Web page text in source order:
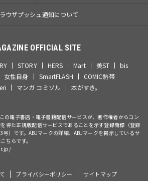
ウザプッシュ通知について
OFFICIAL SITE
STORY HERS Mart 美ST
bis
女性自身 SmartFLASH
COMIC熱帯
マンガ コミソル 本がすき。
の電子書店・電子書籍配信サービスが、著作権者からコン
得た正規版配信サービスであることを示す登録商標（登録
）です。ABJマークの詳細、ABJマークを掲示しているサ
ちらです。
プライバシーポリシー サイトマップ